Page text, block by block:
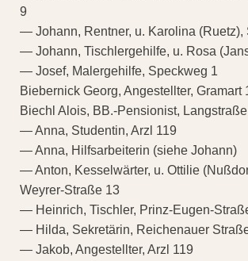
9
— Johann, Rentner, u. Karolina (Ruetz),
— Johann, Tischlergehilfe, u. Rosa
— Josef, Malergehilfe, Speckweg 1
Biebernick Georg, Angestellter, Gramart
Biechl Alois, BB.-Pensionist,
— Anna, Studentin, Arzl 119
— Anna, Hilfsarbeiterin (siehe Johann)
— Anton, Kesselwärter, u. Ottilie
Weyrer-Straße 13
— Heinrich, Tischler, Prinz-Eugen-
— Hilda, Sekretärin, Reichenauer
— Jakob, Angestellter, Arzl 119